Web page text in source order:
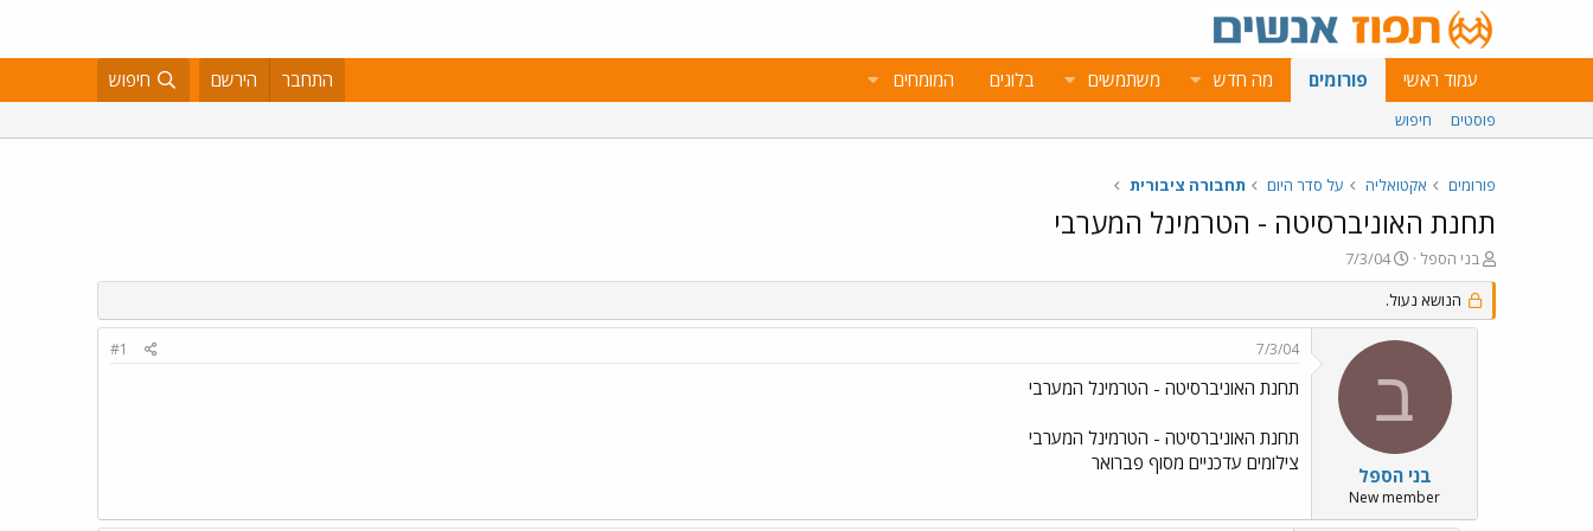
עמוד ראשי פורומים מה חדש משתמשים בלוגים המומחים התחבר הירשם חיפוש
פוסטים חיפוש
פורומים אקטואליה על סדר היום תחבורה ציבורית
תחנת האוניברסיטה - הטרמינל המערבי
פ
ו
ת
ח
בני הספל
פ
ו
ר
ס
ם
ת
ר
י
ך
7/3/04
הנושא נעול.
ב
בני הספל
New member
7/3/04
#1
תחנת האוניברסיטה - הטרמינל המערבי
תחנת האוניברסיטה - הטרמינל המערבי
צילומים עדכניים מסוף פברואר